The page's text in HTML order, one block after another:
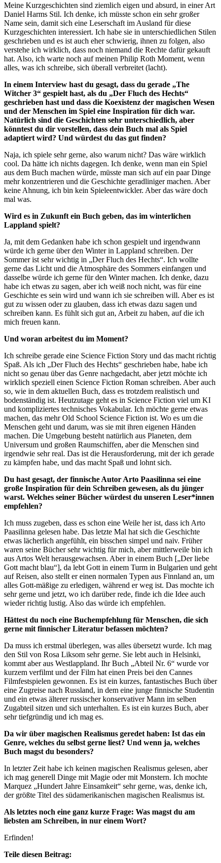
Meine Kurzgeschichten sind ziemlich eigen und absurd, in einer Art
Daniel Harms Stil. Ich denke, ich müsste schon ein sehr großer
Name sein, damit sich eine Leserschaft im Ausland für diese
Kurzgeschichten interessiert. Ich habe sie in unterschiedlichen Stilen
geschrieben und es ist auch eher schwierig, ihnen zu folgen, also
verstehe ich wirklich, dass noch niemand die Rechte dafür gekauft
hat. Also, ich warte noch auf meinen Philip Roth Moment, wenn
alles, was ich schreibe, sich überall verbreitet (lacht).
In einem Interview hast du gesagt, dass du gerade „The
Witcher 3“ gespielt hast, als du „Der Fluch des Hechts“
geschrieben hast und dass die Koexistenz der magischen Wesen
und der Menschen im Spiel eine Inspiration für dich war.
Natürlich sind die Geschichten sehr unterschiedlich, aber
könntest du dir vorstellen, dass dein Buch mal als Spiel
adaptiert wird? Und würdest du das gut finden?
Naja, ich spiele sehr gerne, also warum nicht? Das wäre wirklich
cool. Da hätte ich nichts dagegen. Ich denke, wenn man ein Spiel
aus dem Buch machen würde, müsste man sich auf ein paar Dinge
mehr konzentrieren und die Geschichte geradliniger machen. Aber
keine Ahnung, ich bin kein Spieleentwickler. Aber das wäre doch
mal was.
Wird es in Zukunft ein Buch geben, das im winterlichen
Lappland spielt?
Ja, mit dem Gedanken habe ich schon gespielt und irgendwann
würde ich gerne über den Winter in Lappland schreiben. Der
Sommer ist sehr wichtig in „Der Fluch des Hechts“. Ich wollte
gerne das Licht und die Atmosphäre des Sommers einfangen und
dasselbe würde ich gerne für den Winter machen. Ich denke, dazu
habe ich etwas zu sagen, aber ich weiß noch nicht, was für eine
Geschichte es sein wird und wann ich sie schreiben will. Aber es ist
gut zu wissen oder zu glauben, dass ich etwas dazu sagen und
schreiben kann. Es fühlt sich gut an, Arbeit zu haben, auf die ich
mich freuen kann.
Und woran arbeitest du im Moment?
Ich schreibe gerade eine Science Fiction Story und das macht richtig
Spaß. Als ich „Der Fluch des Hechts“ geschrieben habe, habe ich
nicht so genau über das Genre nachgedacht, aber jetzt möchte ich
wirklich speziell einen Science Fiction Roman schreiben. Aber auch
so, wie in dem aktuellen Buch, dass es trotzdem realistisch und
bodenständig ist. Heutzutage geht es in Science Fiction viel um KI
und kompliziertes technisches Vokabular. Ich möchte gerne etwas
machen, das mehr Old School Science Fiction ist. Wo es um die
Menschen geht und darum, was sie mit ihren eigenen Händen
machen. Die Umgebung besteht natürlich aus Planeten, dem
Universum und großen Raumschiffen, aber die Menschen sind
irgendwie sehr real. Das ist die Herausforderung, mit der ich gerade
zu kämpfen habe, und das macht Spaß und lohnt sich.
Du hast gesagt, der finnische Autor Arto Paasilinna sei eine
große Inspiration für dein Schreiben gewesen, als du jünger
warst. Welches seiner Bücher würdest du unseren Leser*innen
empfehlen?
Ich muss zugeben, dass es schon eine Weile her ist, dass ich Arto
Paasilinna gelesen habe. Das letzte Mal hat sich die Geschichte
etwas lächerlich angefühlt, ein bisschen simpel und naiv. Früher
waren seine Bücher sehr wichtig für mich, aber mittlerweile bin ich
aus Artos Welt herausgewachsen. Aber in einem Buch [„Der liebe
Gott macht blau“], da lebt Gott in einem Turm in Bulgarien und geht
auf Reisen, also stellt er einen normalen Typen aus Finnland an, um
alles Gott-mäßige zu erledigen, während er weg ist. Das mochte ich
sehr gerne und jetzt, wo ich darüber rede, finde ich die Idee auch
wieder richtig lustig. Also das würde ich empfehlen.
Hättest du noch eine Buchempfehlung für Menschen, die sich
gerne mit finnischer Literatur befassen möchten?
Da muss ich erstmal überlegen, was alles übersetzt wurde. Ich mag
den Stil von Rosa Liksom sehr gerne. Sie lebt auch in Helsinki,
kommt aber aus Westlappland. Ihr Buch „Abteil Nr. 6“ wurde vor
kurzem verfilmt und der Film hat einen Preis bei den Cannes
Filmfestspielen gewonnen. Es ist ein kurzes, fantastisches Buch über
eine Zugreise nach Russland, in dem eine junge finnische Studentin
und ein etwas älterer russischer konservativer Mann im selben
Zugabteil sitzen und sich unterhalten. Es ist ein kurzes Buch, aber
sehr tiefgründig und ich mag es.
Da wir über magischen Realismus geredet haben: Ist das ein
Genre, welches du selbst gerne liest? Und wenn ja, welches
Buch magst du besonders?
In letzter Zeit habe ich keinen magischen Realismus gelesen, aber
ich mag generell Dinge mit Magie oder mit Monstern. Ich mochte
Marquez „Hundert Jahre Einsamkeit“ sehr gerne, was, denke ich,
der größte Titel des südamerikanischen magischen Realismus ist.
Als letztes noch eine ganz kurze Frage: Was magst du am
liebsten am Schreiben, in nur einem Wort?
Erfinden!
Teile diesen Beitrag: